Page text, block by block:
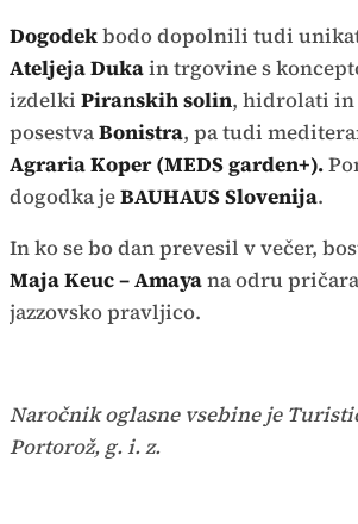
Dogodekbodo dopolnili tudi
Ateljeja Dukain trgovine s
izdelki Piranskih solin, hidrolati in
posestvaBonistra, pa tudi
Agraria Koper (MEDS garden+).
dogodka jeBAUHAUS Slovenija.
In ko se bo dan prevesil v večer,
Maja Keuc – Amayana odru
jazzovsko pravljico.
Naročnik oglasne vsebine je
Portorož, g. i. z.